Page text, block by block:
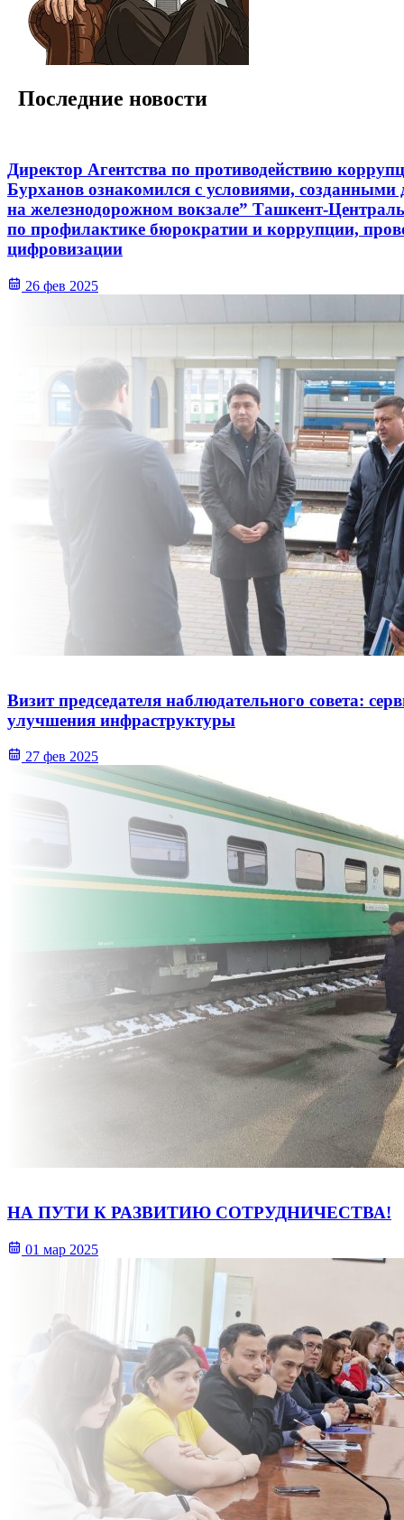
Последние новости
Директор Агентства по противодействию
Бурханов ознакомился с условиями, созданными
на железнодорожном вокзале” Ташкент-
по профилактике бюрократии и коррупции,
цифровизации
26 фев 2025
Визит председателя наблюдательного совета:
улучшения инфраструктуры
27 фев 2025
НА ПУТИ К РАЗВИТИЮ СОТРУДНИЧЕСТВА!
01 мар 2025